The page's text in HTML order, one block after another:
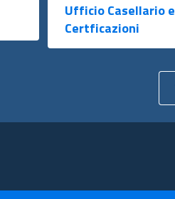
Ufficio Casellario e
Certficazioni